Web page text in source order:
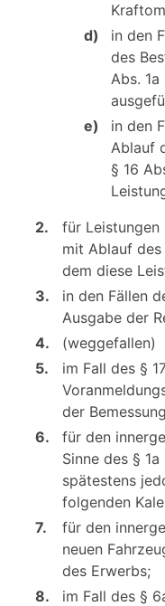
d)
in den
des
Abs.
e)
in den
Ablauf
§ 16
2.
für Leistungen
mit Ablauf des
dem diese
3.
in den Fällen
Ausgabe der
4.
(weggefallen)
5.
im Fall des §
der
6.
für den
Sinne des §
spätestens
folgenden
7.
für den
neuen
des Erwerbs;
8.
im Fall des §